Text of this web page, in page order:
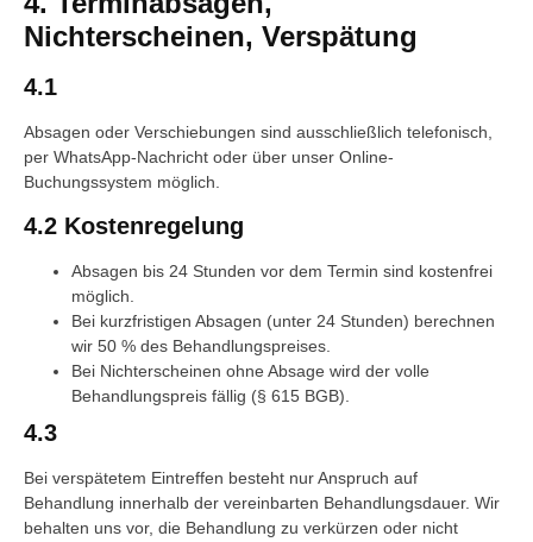
Nichterscheinen, Verspätung
4.1
Absagen oder Verschiebungen sind ausschließlich telefonisch,
per WhatsApp-Nachricht oder über unser Online-
Buchungssystem möglich.
4.2 Kostenregelung
Absagen bis 24 Stunden vor dem Termin sind kostenfrei
möglich.
Bei kurzfristigen Absagen (unter 24 Stunden) berechnen
wir 50 % des Behandlungspreises.
Bei Nichterscheinen ohne Absage wird der volle
Behandlungspreis fällig (§ 615 BGB).
4.3
Bei verspätetem Eintreffen besteht nur Anspruch auf
Behandlung innerhalb der vereinbarten Behandlungsdauer. Wir
behalten uns vor, die Behandlung zu verkürzen oder nicht